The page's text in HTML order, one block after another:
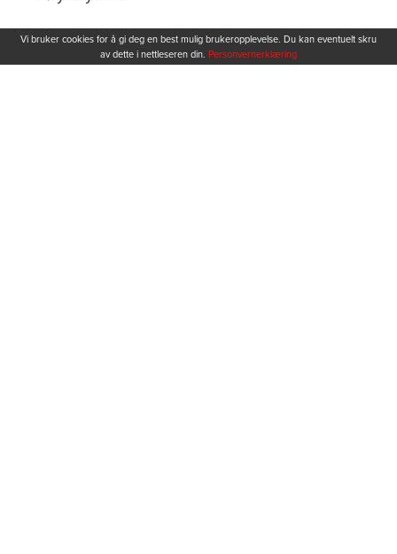
Super-Vard
Om ingen kan konkurrere med 60-årene i
Vi bruker cookies for å gi deg en best mulig brukeropplevelse. Du kan eventuelt skru
av dette i nettleseren din. Personvernerklæring